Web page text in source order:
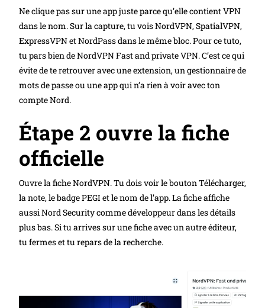
Ne clique pas sur une app juste parce qu’elle contient VPN
dans le nom. Sur la capture, tu vois NordVPN, SpatialVPN,
ExpressVPN et NordPass dans le même bloc. Pour ce tuto,
tu pars bien de NordVPN Fast and private VPN. C’est ce qui
évite de te retrouver avec une extension, un gestionnaire de
mots de passe ou une app qui n’a rien à voir avec ton
compte Nord.
Étape 2 ouvre la fiche
officielle
Ouvre la fiche NordVPN. Tu dois voir le bouton Télécharger,
la note, le badge PEGI et le nom de l’app. La fiche affiche
aussi Nord Security comme développeur dans les détails
plus bas. Si tu arrives sur une fiche avec un autre éditeur,
tu fermes et tu repars de la recherche.